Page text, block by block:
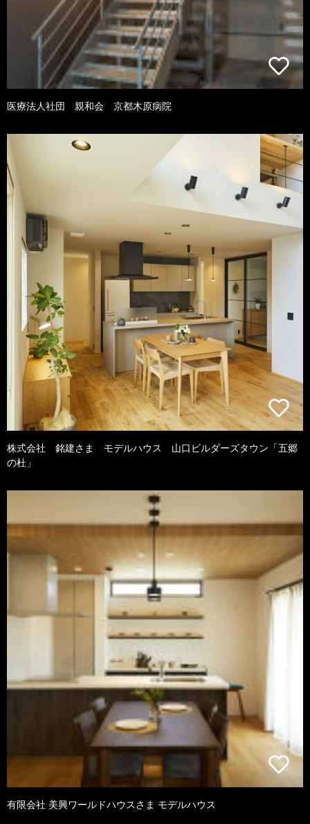
医療法人社団 親和会 京都木原病院
株式会社 銘建さま モデルハウス 山口ビルダーズタウン「五郷
の杜」
有限会社 美興ワールドハウスさま モデルハウス